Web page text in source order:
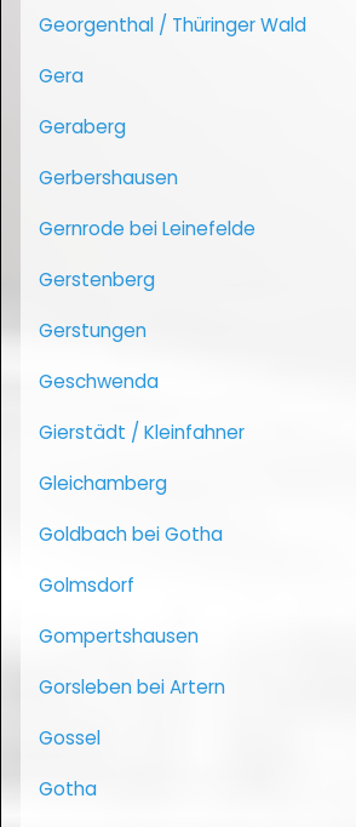
Georgenthal / Thüringer Wald
Gera
Geraberg
Gerbershausen
Gernrode bei Leinefelde
Gerstenberg
Gerstungen
Geschwenda
Gierstädt / Kleinfahner
Gleichamberg
Goldbach bei Gotha
Golmsdorf
Gompertshausen
Gorsleben bei Artern
Gossel
Gotha